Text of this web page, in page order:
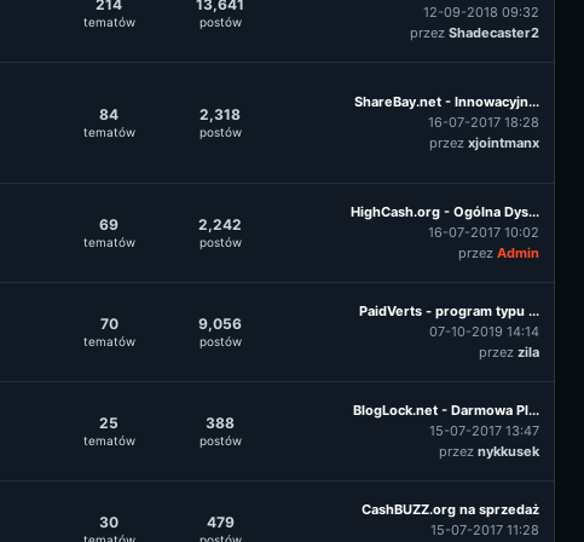
214
tematów
13,641
postów
12-09-2018 09:32
przez Shadecaster2
84
tematów
2,318
postów
ShareBay.net - Innowacyjn...
16-07-2017 18:28
przez xjointmanx
69
tematów
2,242
postów
HighCash.org - Ogólna Dys...
16-07-2017 10:02
przez Admin
70
tematów
9,056
postów
PaidVerts - program typu ...
07-10-2019 14:14
przez zila
25
tematów
388
postów
BlogLock.net - Darmowa Pl...
15-07-2017 13:47
przez nykkusek
30 479
CashBUZZ.org na sprzedaż
15-07-2017 11:28